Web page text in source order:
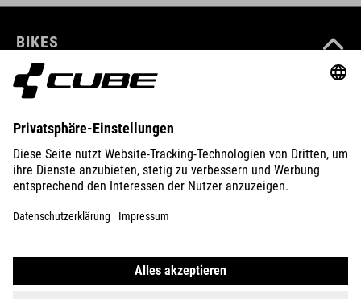
BIKES
E-BIKES
KIDS
GEAR
EQUIPMENT